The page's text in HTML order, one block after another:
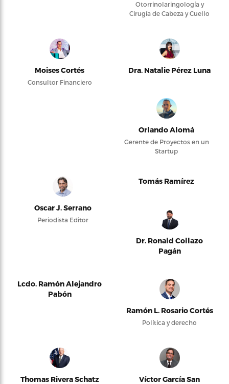
Otorrinolaringología y
Cirugía de Cabeza y Cuello
Moises Cortés
Consultor Financiero
Dra. Natalie Pérez Luna
Orlando Alomá
Gerente de Proyectos en un
Startup
Oscar J. Serrano
Periodista Editor
Tomás Ramírez
Dr. Ronald Collazo
Pagán
Lcdo. Ramón Alejandro
Pabón
Ramón L. Rosario Cortés
Política y derecho
Thomas Rivera Schatz
Víctor García San